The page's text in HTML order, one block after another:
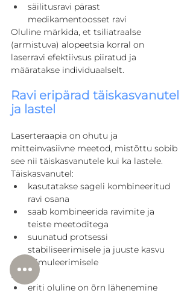
säilitusravi pärast
medikamentoosset ravi
Oluline märkida, et tsiliatraalse
(armistuva) alopeetsia korral on
laserravi efektiivsus piiratud ja
määratakse individuaalselt.
Ravi eripärad täiskasvanutel
ja lastel
Laserteraapia on ohutu ja
mitteinvasiivne meetod, mistõttu sobib
see nii täiskasvanutele kui ka lastele.
Täiskasvanutel:
kasutatakse sageli kombineeritud
ravi osana
saab kombineerida ravimite ja
teiste meetoditega
suunatud protsessi
stabiliseerimisele ja juuste kasvu
stimuleerimisele
Lastel:
eriti oluline on õrn lähenemine